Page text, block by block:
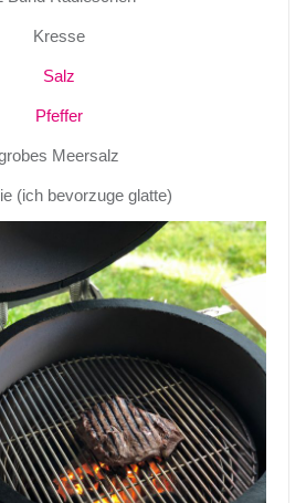
Kresse
Salz
Pfeffer
Meersalz
(ich bevorzuge glatte)